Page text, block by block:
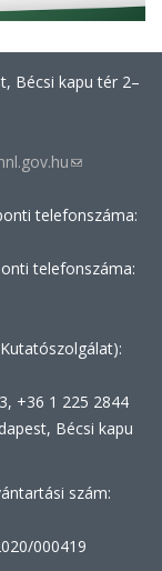
Bécsi kapu tér 2–
(link
e-
telefonszáma:
telefonszáma:
+36 1 225 2844
Bécsi kapu
szám:
000419